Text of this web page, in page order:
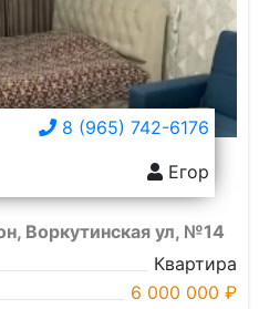
8 (965) 742-6176
Егор
Воркутинская ул, №14
Квартира
6 000 000 ₽